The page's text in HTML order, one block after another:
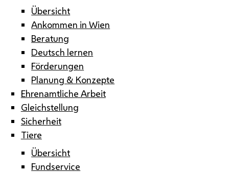
Übersicht
Ankommen in Wien
Beratung
Deutsch lernen
Förderungen
Planung & Konzepte
Ehrenamtliche Arbeit
Gleichstellung
Sicherheit
Tiere
Übersicht
Fundservice